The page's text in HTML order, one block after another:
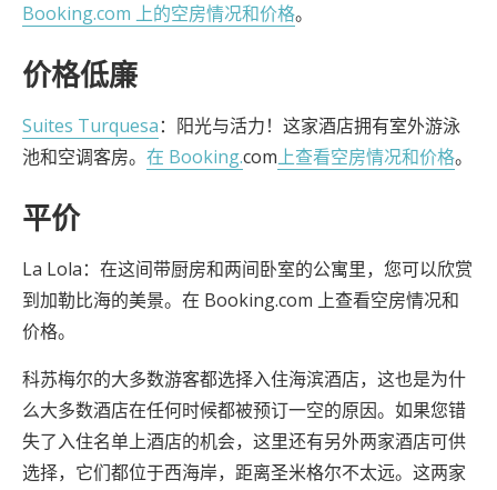
Booking.com 上的空房情况和价格。
价格低廉
Suites Turquesa：阳光与活力！这家酒店拥有室外游泳
池和空调客房。 在 Booking.com上查看空房情况和价格。
平价
La Lola：在这间带厨房和两间卧室的公寓里，您可以欣赏
到加勒比海的美景。在 Booking.com 上查看空房情况和
价格。
科苏梅尔的大多数游客都选择入住海滨酒店，这也是为什
么大多数酒店在任何时候都被预订一空的原因。如果您错
失了入住名单上酒店的机会，这里还有另外两家酒店可供
选择，它们都位于西海岸，距离圣米格尔不太远。这两家